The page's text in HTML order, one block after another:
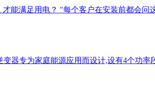
能满足用电？ "每个客户在安装前都会
变器专为家庭能源应用而设计,设有4个功